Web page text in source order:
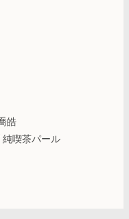
皓
喫茶パール